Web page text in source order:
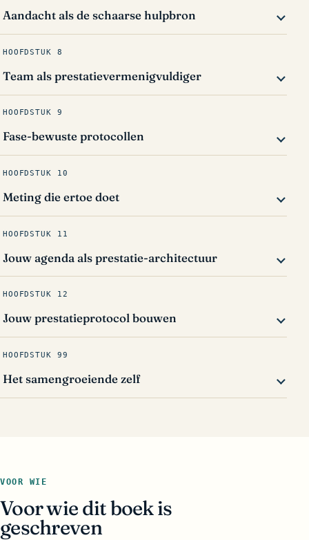
Aandacht als de schaarse hulpbron
HOOFDSTUK 8
Team als prestatievermenigvuldiger
HOOFDSTUK 9
Fase-bewuste protocollen
HOOFDSTUK 10
Meting die ertoe doet
HOOFDSTUK 11
Jouw agenda als prestatie-architectuur
HOOFDSTUK 12
Jouw prestatieprotocol bouwen
HOOFDSTUK 99
Het samengroeiende zelf
VOOR WIE
Voor wie dit boek is
geschreven